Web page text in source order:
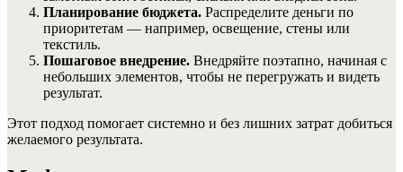
Планирование бюджета. Распределите деньги по
приоритетам — например, освещение, стены или
текстиль.
Пошаговое внедрение. Внедряйте поэтапно, начиная с
небольших элементов, чтобы не перегружать и видеть
результат.
Этот подход помогает системно и без лишних затрат добиться
желаемого результата.